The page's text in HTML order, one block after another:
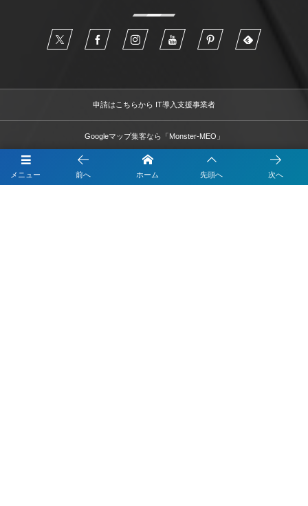
メニュー 前へ ホーム 先頭へ 次へ
申請はこちらから IT導入支援事業者
Googleマップ集客なら「Monster-MEO」